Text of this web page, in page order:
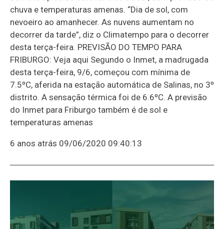
chuva e temperaturas amenas. “Dia de sol, com
nevoeiro ao amanhecer. As nuvens aumentam no
decorrer da tarde”, diz o Climatempo para o decorrer
desta terça-feira. PREVISÃO DO TEMPO PARA
FRIBURGO: Veja aqui Segundo o Inmet, a madrugada
desta terça-feira, 9/6, começou com mínima de
7.5ºC, aferida na estação automática de Salinas, no 3º
distrito. A sensação térmica foi de 6.6ºC. A previsão
do Inmet para Friburgo também é de sol e
temperaturas amenas
6 anos atrás 09/06/2020 09:40:13